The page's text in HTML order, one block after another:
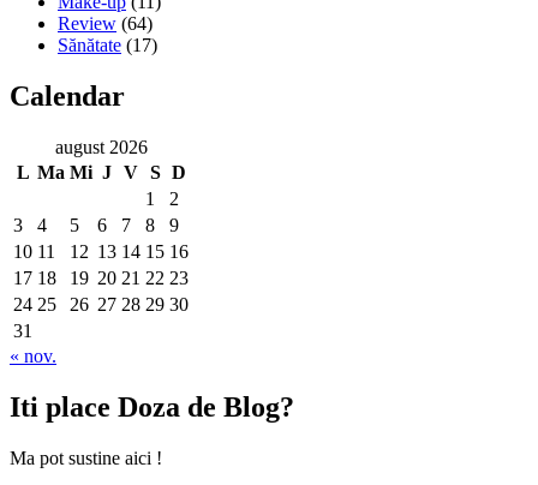
Review (64)
Sănătate (17)
Calendar
august 2026
L Ma Mi J V S D
1
2
3
4 5 6 7 8
9
10 11 12 13 14 15 16
17 18 19 20 21 22 23
24 25 26 27 28 29 30
31
« nov.
Iti place Doza de Blog?
Ma pot sustine aici !